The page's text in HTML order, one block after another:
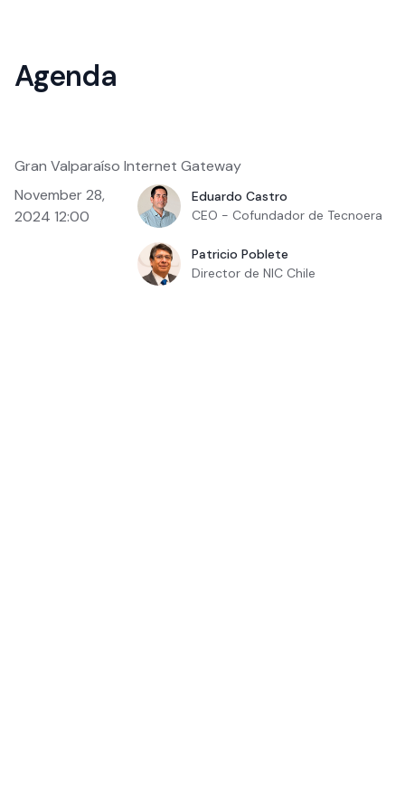
Agenda
Gran Valparaíso Internet Gateway
November 28,
2024 12:00
Eduardo Castro
CEO - Cofundador de Tecnoera
Patricio Poblete
Director de NIC Chile